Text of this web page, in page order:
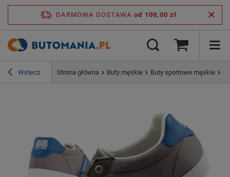
DARMOWA DOSTAWA od 100,00 zł
Wstecz Strona główna Buty męskie Buty sportowe męskie